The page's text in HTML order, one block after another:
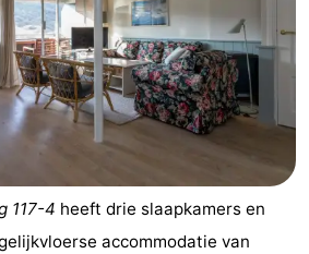
117-4 heeft drie slaapkamers en
accommodatie van